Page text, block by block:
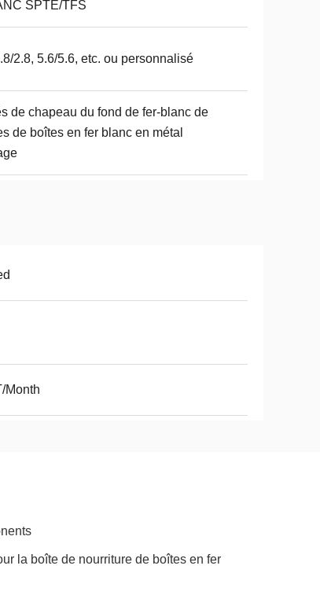
SPTE/TFS
2.8, 5.6/5.6, etc. ou personnalisé
de chapeau du fond de fer-blanc de
de boîtes en fer blanc en métal
Month
la boîte de nourriture de boîtes en fer